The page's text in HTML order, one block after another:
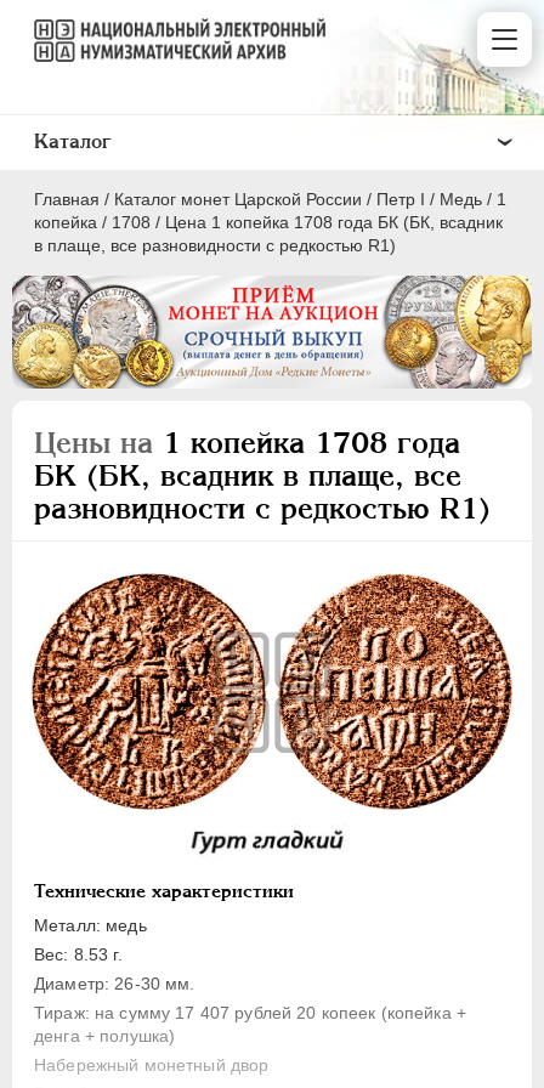
Главная / Каталог монет Царской России / Пeтр I / Медь / 1
копейка / 1708 / Цена 1 копейка 1708 года БК (БК, всадник
в плаще, все разновидности с редкостью R1)
Цены на 1 копейка 1708 года
БК (БК, всадник в плаще, все
разновидности с редкостью R1)
Технические характеристики
Металл: медь
Вес: 8.53 г.
Диаметр: 26-30 мм.
Тираж: на сумму 17 407 рублей 20 копеек (копейка +
денга + полушка)
Набережный монетный двор
Каталог
ПEТР I 1699 - 1725
Серебро
Медь
5 копеек
Полушка
Полполушки
Пробные
Для Речи Посполитой
Монетовидные жетоны
ЕКАТЕРИНА I 1725-1727
1727-1729
АННА ИОАННОВНА 1730-1740
ИОАНН АНТОНОВИЧ
ЕЛИЗАВЕТА
ПЕТР III 1762-1762
ЕКАТЕРИНА II 1762-1796
ПАВЕЛ I
1796-1801